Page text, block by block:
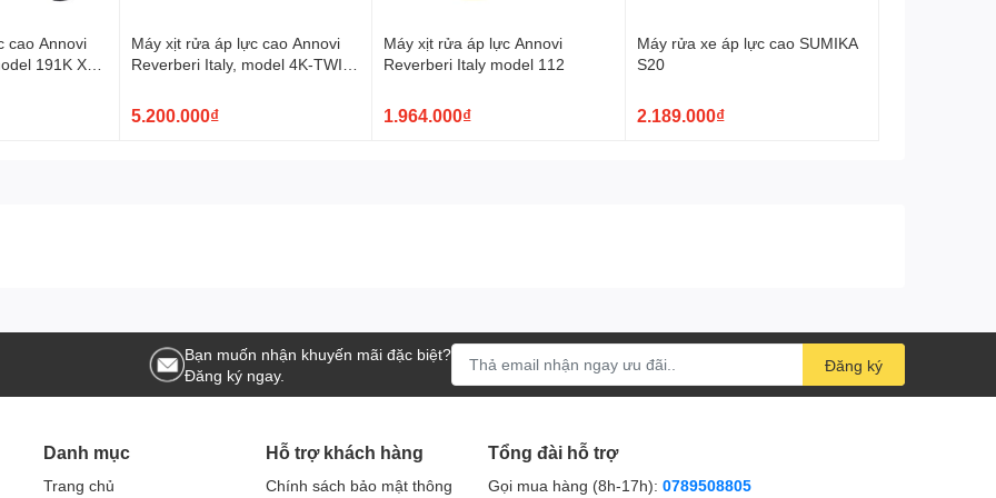
van 1 chiều
cao Annovi
191K X-
Máy xịt rửa áp lực cao Annovi
Reverberi Italy, model 4K-TWIN-
5.200.000₫
Máy xịt rửa áp lực Annovi
Reverberi Italy model 112
1.964.000₫
Máy rửa xe áp lực cao SUMIKA
S20
2.189.000₫
Bạn muốn nhận khuyến mãi đặc biệt?
Đăng ký ngay.
Đăng ký
Danh mục
Trang chủ
Hỗ trợ khách hàng
Chính sách bảo mật thông
Tổng đài hỗ trợ
Gọi mua hàng (8h-17h): 0789508805